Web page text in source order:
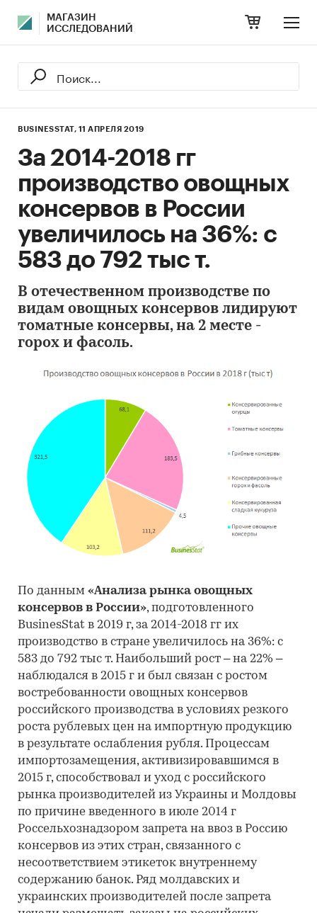
МАГАЗИН
ИССЛЕДОВАНИЙ
BUSINESSTAT, 11 АПРЕЛЯ 2019
За 2014-2018 гг
производство овощных
консервов в России
увеличилось на 36%: с
583 до 792 тыс т.
В отечественном производстве по
видам овощных консервов лидируют
томатные консервы, на 2 месте -
горох и фасоль.
По данным «Анализа рынка овощных
консервов в России», подготовленного
BusinesStat в 2019 г, за 2014-2018 гг их
производство в стране увеличилось на 36%: с
583 до 792 тыс т. Наибольший рост – на 22% –
наблюдался в 2015 г и был связан с ростом
востребованности овощных консервов
российского производства в условиях резкого
роста рублевых цен на импортную продукцию
в результате ослабления рубля. Процессам
импортозамещения, активизировавшимся в
2015 г, способствовал и уход с российского
рынка производителей из Украины и Молдовы
по причине введенного в июле 2014 г
Россельхознадзором запрета на ввоз в Россию
консервов из этих стран, связанного с
несоответствием этикеток внутреннему
содержанию банок. Ряд молдавских и
украинских производителей после запрета